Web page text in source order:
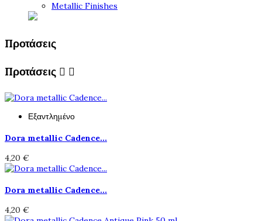
Metallic Finishes
Προτάσεις
Προτάσεις  
Εξαντλημένο
Dora metallic Cadence...
4,20 €
Dora metallic Cadence...
4,20 €